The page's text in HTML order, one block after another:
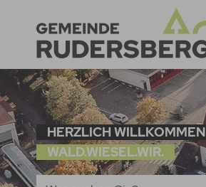
HERZLICH WILLKOMMEN
WALD.WIESEL.WIR.